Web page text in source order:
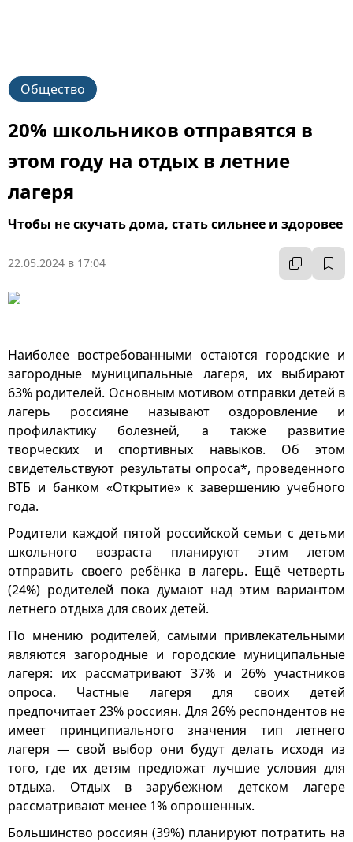
Общество
20% школьников отправятся в
этом году на отдых в летние
лагеря
Чтобы не скучать дома, стать сильнее и здоровее
22.05.2024 в 17:04
Наиболее востребованными остаются городские и
загородные муниципальные лагеря, их выбирают
63% родителей. Основным мотивом отправки детей в
лагерь россияне называют оздоровление и
профилактику болезней, а также развитие
творческих и спортивных навыков. Об этом
свидетельствуют результаты опроса*, проведенного
ВТБ и банком «Открытие» к завершению учебного
года.
Родители каждой пятой российской семьи с детьми
школьного возраста планируют этим летом
отправить своего ребёнка в лагерь. Ещё четверть
(24%) родителей пока думают над этим вариантом
летнего отдыха для своих детей.
По мнению родителей, самыми привлекательными
являются загородные и городские муниципальные
лагеря: их рассматривают 37% и 26% участников
опроса. Частные лагеря для своих детей
предпочитает 23% россиян. Для 26% респондентов не
имеет принципиального значения тип летнего
лагеря — свой выбор они будут делать исходя из
того, где их детям предложат лучшие условия для
отдыха. Отдых в зарубежном детском лагере
рассматривают менее 1% опрошенных.
Большинство россиян (39%) планируют потратить на